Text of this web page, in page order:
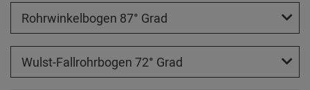
Rohrwinkelbogen 87° Grad
Wulst-Fallrohrbogen 72° Grad